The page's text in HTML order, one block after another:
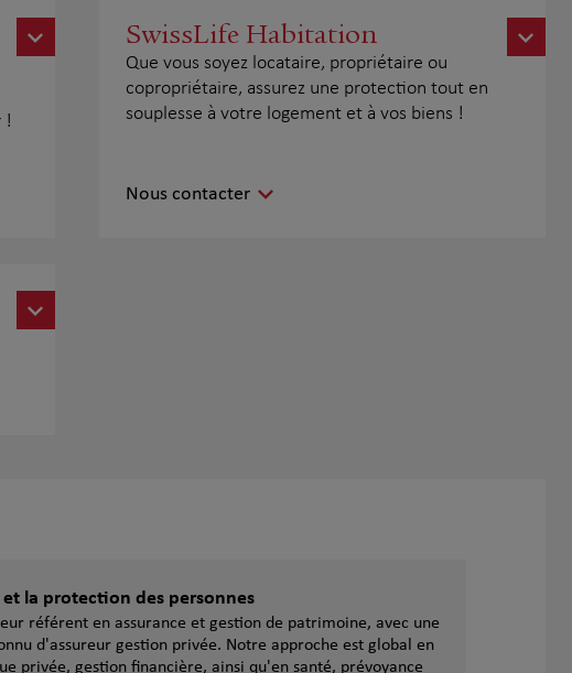
!
SwissLife Habitation
Que vous soyez locataire, propriétaire ou
copropriétaire, assurez une protection tout en
souplesse à votre logement et à vos biens !
Nous contacter
la protection des personnes
référent en assurance et gestion de patrimoine, avec une
d'assureur gestion privée. Notre approche est global en
privée, gestion financière, ainsi qu'en santé, prévoyance